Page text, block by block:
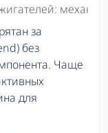
за
без
Чаще
для